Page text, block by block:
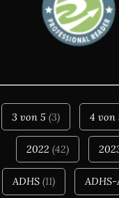
3 von 5 (3) 4 von
2022 (42)
ADHS(11) ADHS-